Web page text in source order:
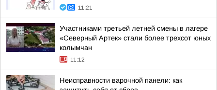
11:21
Участниками третьей летней смены в лагере
«Северный Артек» стали более трехсот юных
колымчан
11:12
Неисправности варочной панели: как